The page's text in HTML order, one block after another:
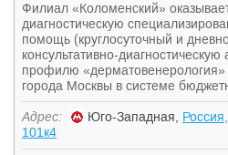
Филиал «Коломенский»
диагностическую
помощь (круглосуточный и
консультативно-
профилю
города Москвы в системе
Адрес: Юго-Западная,
101к4